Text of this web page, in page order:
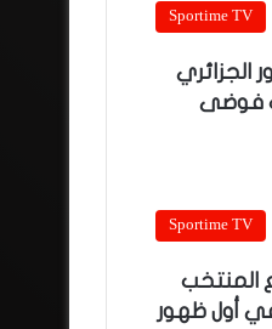
Sportime TV
الجزائري
فوضى
Sportime TV
المنتخب
أول ظهور